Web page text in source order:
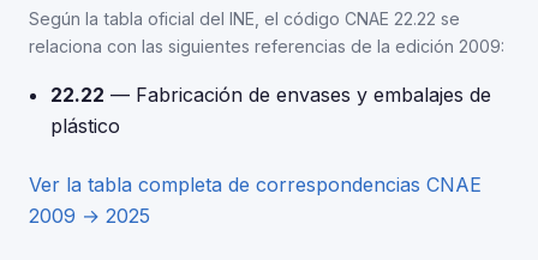
Según la tabla oficial del INE, el código CNAE 22.22 se
relaciona con las siguientes referencias de la edición 2009:
22.22 — Fabricación de envases y embalajes de
plástico
Ver la tabla completa de correspondencias CNAE
2009 → 2025